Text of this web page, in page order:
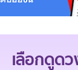
เลือกดูด